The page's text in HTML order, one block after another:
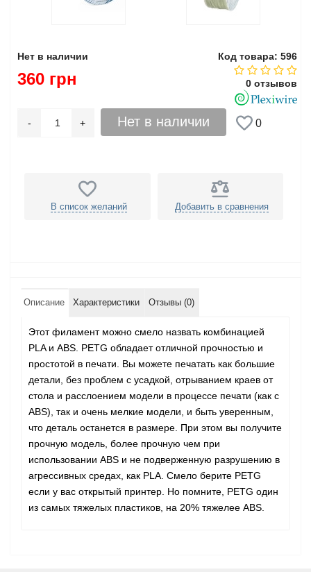
Нет в наличии Код товара: 596
0 отзывов
360 грн
+
- Нет в наличии 0
В список желаний Добавить в сравнения
Описание Характеристики Отзывы (0)
Этот филамент можно смело назвать комбинацией
PLA и ABS. PETG обладает отличной прочностью и
простотой в печати. Вы можете печатать как большие
детали, без проблем с усадкой, отрыванием краев от
стола и расслоением модели в процессе печати (как с
ABS), так и очень мелкие модели, и быть уверенным,
что деталь останется в размере. При этом вы получите
прочную модель, более прочную чем при
использовании ABS и не подверженную разрушению в
агрессивных средах, как PLA. Смело берите PETG
если у вас открытый принтер. Но помните, PETG один
из самых тяжелых пластиков, на 20% тяжелее ABS.